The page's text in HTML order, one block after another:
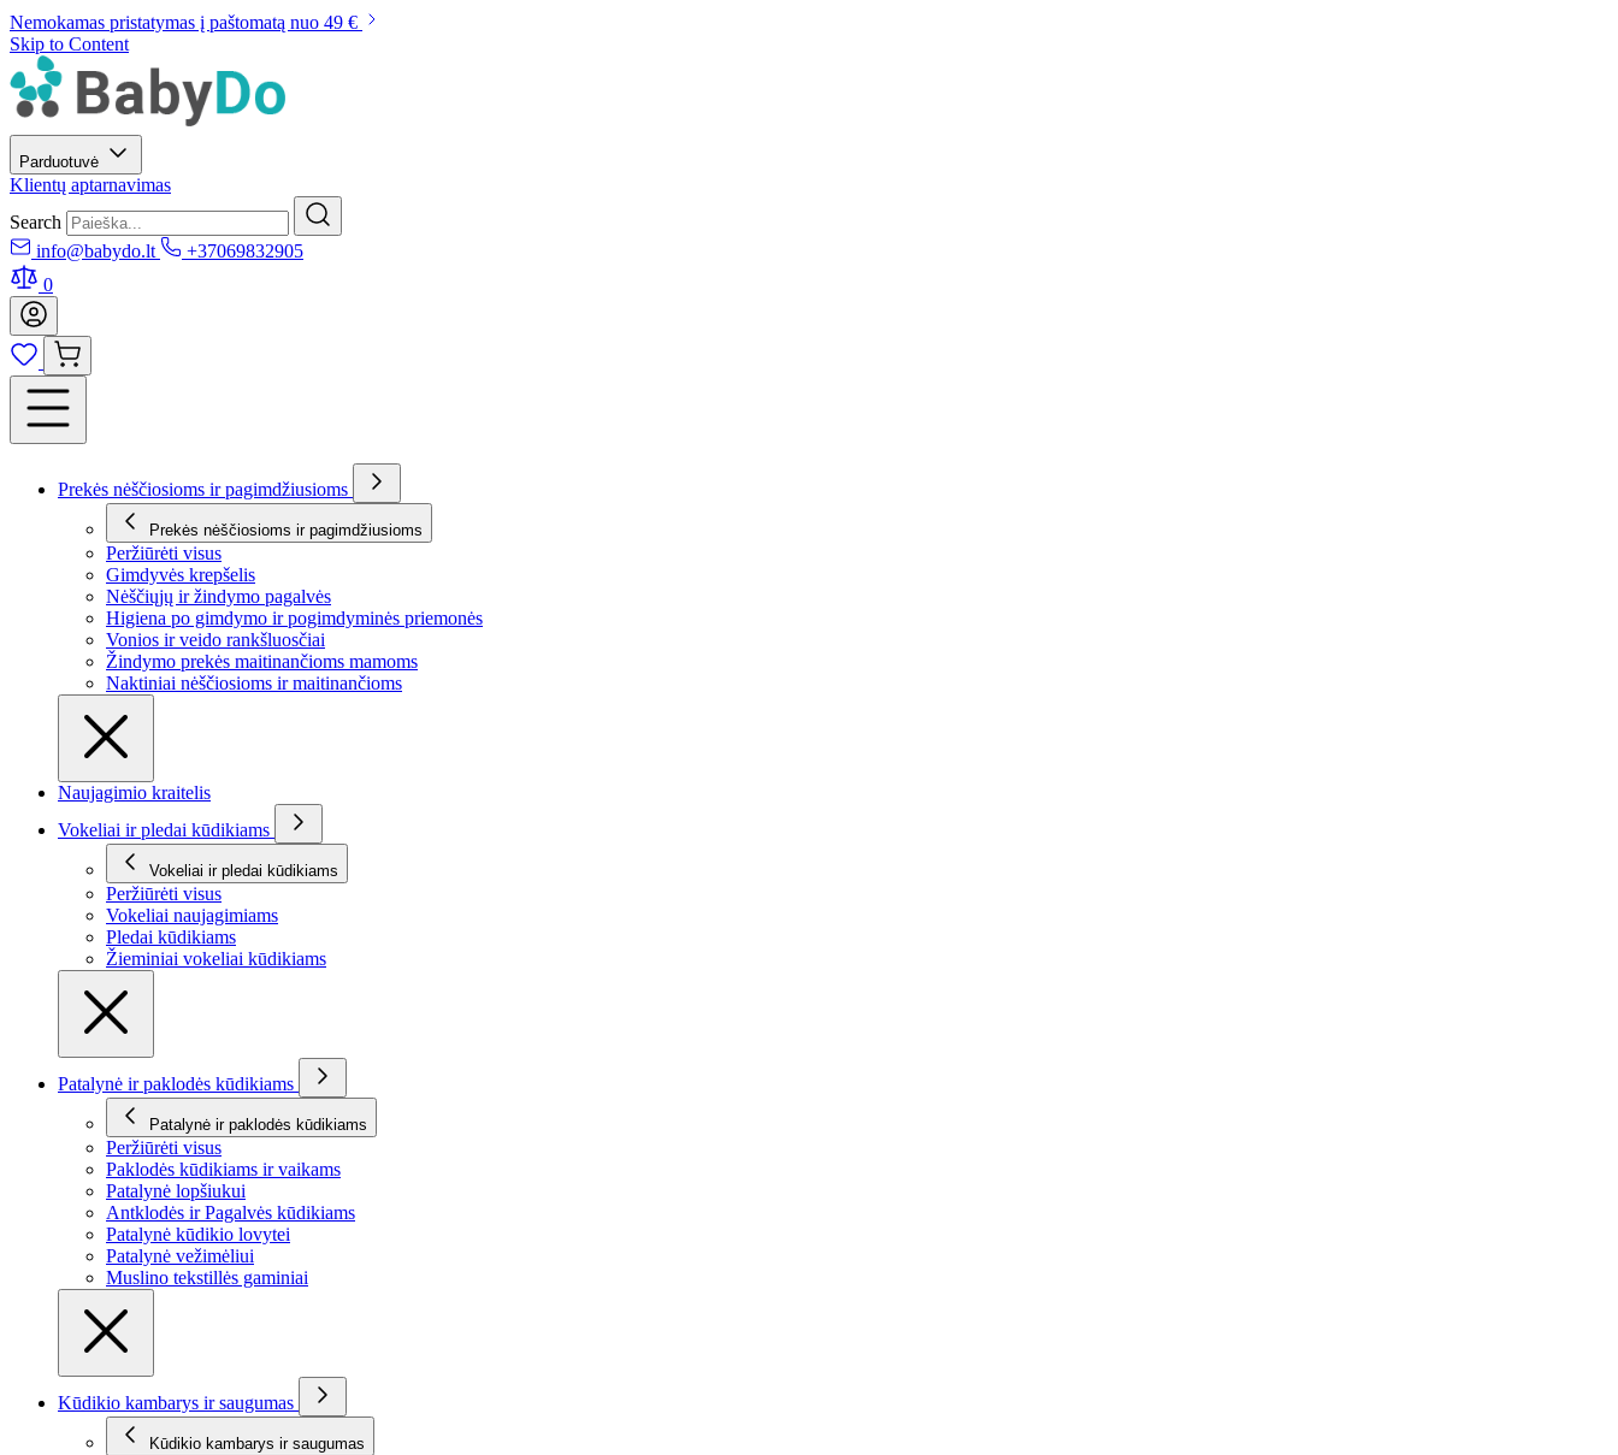
Nemokamas pristatymas į paštomatą nuo 49 €
Skip to Content
Parduotuvė
Klientų aptarnavimas
Search
info@babydo.lt
+37069832905
0
Prekės nėščiosioms ir pagimdžiusioms
Prekės nėščiosioms ir pagimdžiusioms
Peržiūrėti visus
Gimdyvės krepšelis
Nėščiųjų ir žindymo pagalvės
Higiena po gimdymo ir pogimdyminės priemonės
Vonios ir veido rankšluosčiai
Žindymo prekės maitinančioms mamoms
Naktiniai nėščiosioms ir maitinančioms
Naujagimio kraitelis
Vokeliai ir pledai kūdikiams
Vokeliai ir pledai kūdikiams
Peržiūrėti visus
Vokeliai naujagimiams
Pledai kūdikiams
Žieminiai vokeliai kūdikiams
Patalynė ir paklodės kūdikiams
Patalynė ir paklodės kūdikiams
Peržiūrėti visus
Paklodės kūdikiams ir vaikams
Patalynė lopšiukui
Antklodės ir Pagalvės kūdikiams
Patalynė kūdikio lovytei
Patalynė vežimėliui
Muslino tekstillės gaminiai
Kūdikio kambarys ir saugumas
Kūdikio kambarys ir saugumas